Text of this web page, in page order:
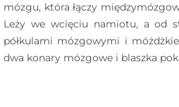
mózgu, która łączy
Leży we wcięciu namiotu, a od
półkulami mózgowymi i
dwa konary mózgowe i blaszka